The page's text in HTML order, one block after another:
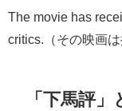
The movie has
critics.（その映画
「下馬評